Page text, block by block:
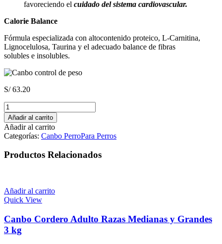
favoreciendo el cuidado del sistema cardiovascular.
Calorie Balance
Fórmula especializada con altocontenido proteico, L-Carnitina,
Lignocelulosa, Taurina y el adecuado balance de fibras
solubles e insolubles.
S/63.20
Canbo
Balance
Weigh
Control
-
Control
de
cantidad
Añadir al carrito
Añadir al carrito
Categorías: Canbo PerroPara Perros
Productos Relacionados
Añadir al carrito
Quick View
Canbo Cordero Adulto Razas Medianas y Grandes
3 kg